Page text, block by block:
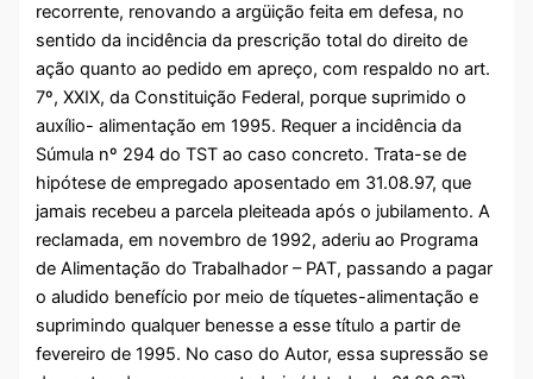
recorrente, renovando a argüição feita em defesa, no
sentido da incidência da prescrição total do direito de
ação quanto ao pedido em apreço, com respaldo no art.
7º, XXIX, da Constituição Federal, porque suprimido o
auxílio- alimentação em 1995. Requer a incidência da
Súmula nº 294 do TST ao caso concreto. Trata-se de
hipótese de empregado aposentado em 31.08.97, que
jamais recebeu a parcela pleiteada após o jubilamento. A
reclamada, em novembro de 1992, aderiu ao Programa
de Alimentação do Trabalhador – PAT, passando a pagar
o aludido benefício por meio de tíquetes-alimentação e
suprimindo qualquer benesse a esse título a partir de
fevereiro de 1995. No caso do Autor, essa supressão se